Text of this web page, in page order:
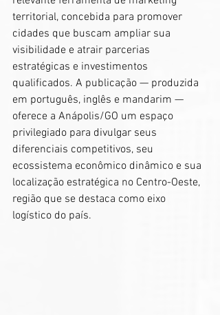
territorial, concebida para promover
cidades que buscam ampliar sua
visibilidade e atrair parcerias
estratégicas e investimentos
qualificados. A publicação — produzida
em português, inglês e mandarim —
oferece a Anápolis/GO um espaço
privilegiado para divulgar seus
diferenciais competitivos, seu
ecossistema econômico dinâmico e sua
localização estratégica no Centro-Oeste,
região que se destaca como eixo
logístico do país.